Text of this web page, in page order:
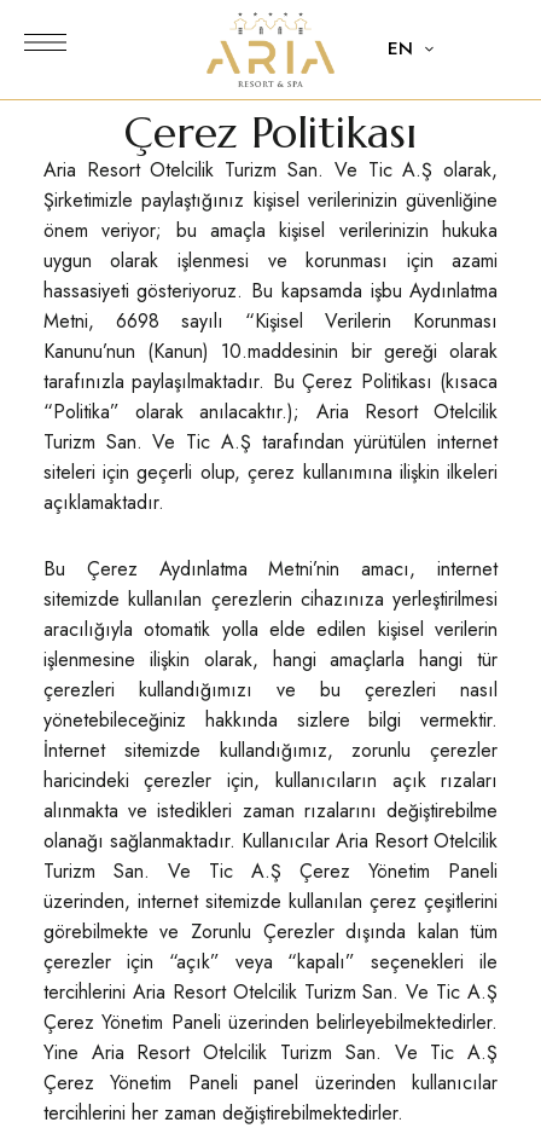
EN
Çerez Politikası
Aria Resort Otelcilik Turizm San. Ve Tic A.Ş olarak,
Şirketimizle paylaştığınız kişisel verilerinizin güvenliğine
önem veriyor; bu amaçla kişisel verilerinizin hukuka
uygun olarak işlenmesi ve korunması için azami
hassasiyeti gösteriyoruz. Bu kapsamda işbu Aydınlatma
Metni, 6698 sayılı “Kişisel Verilerin Korunması
Kanunu’nun (Kanun) 10.maddesinin bir gereği olarak
tarafınızla paylaşılmaktadır. Bu Çerez Politikası (kısaca
“Politika” olarak anılacaktır.); Aria Resort Otelcilik
Turizm San. Ve Tic A.Ş tarafından yürütülen internet
siteleri için geçerli olup, çerez kullanımına ilişkin ilkeleri
açıklamaktadır.
Bu Çerez Aydınlatma Metni’nin amacı, internet
sitemizde kullanılan çerezlerin cihazınıza yerleştirilmesi
aracılığıyla otomatik yolla elde edilen kişisel verilerin
işlenmesine ilişkin olarak, hangi amaçlarla hangi tür
çerezleri kullandığımızı ve bu çerezleri nasıl
yönetebileceğiniz hakkında sizlere bilgi vermektir.
İnternet sitemizde kullandığımız, zorunlu çerezler
haricindeki çerezler için, kullanıcıların açık rızaları
alınmakta ve istedikleri zaman rızalarını değiştirebilme
olanağı sağlanmaktadır. Kullanıcılar Aria Resort Otelcilik
Turizm San. Ve Tic A.Ş Çerez Yönetim Paneli
üzerinden, internet sitemizde kullanılan çerez çeşitlerini
görebilmekte ve Zorunlu Çerezler dışında kalan tüm
çerezler için “açık” veya “kapalı” seçenekleri ile
tercihlerini Aria Resort Otelcilik Turizm San. Ve Tic A.Ş
Çerez Yönetim Paneli üzerinden belirleyebilmektedirler.
Yine Aria Resort Otelcilik Turizm San. Ve Tic A.Ş
Çerez Yönetim Paneli panel üzerinden kullanıcılar
tercihlerini her zaman değiştirebilmektedirler.